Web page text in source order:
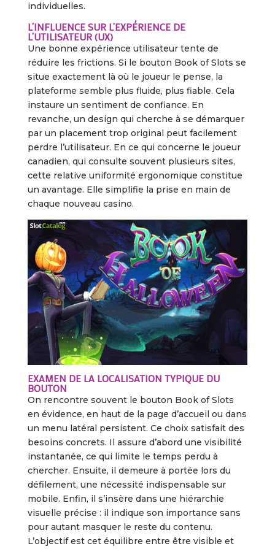
individuelles.
L’INFLUENCE SUR L’EXPÉRIENCE DE
L’UTILISATEUR (UX)
Une bonne expérience utilisateur tente de
réduire les frictions. Si le bouton Book of Slots se
situe exactement là où le joueur le pense, la
plateforme semble plus fluide, plus fiable. Cela
instaure un sentiment de confiance. En
revanche, un design qui cherche à se démarquer
par un placement trop original peut facilement
perdre l’utilisateur. En ce qui concerne le joueur
canadien, qui consulte souvent plusieurs sites,
cette relative uniformité ergonomique constitue
un avantage. Elle simplifie la prise en main de
chaque nouveau casino.
EXAMEN DE LA LOCALISATION TYPIQUE DU
BOUTON
On rencontre souvent le bouton Book of Slots
en évidence, en haut de la page d’accueil ou dans
un menu latéral persistent. Ce choix satisfait des
besoins concrets. Il assure d’abord une visibilité
instantanée, ce qui limite le temps perdu à
chercher. Ensuite, il demeure à portée lors du
défilement, une nécessité indispensable sur
mobile. Enfin, il s’insère dans une hiérarchie
visuelle précise : il indique son importance sans
pour autant masquer le reste du contenu.
L’objectif est cet équilibre entre être visible et